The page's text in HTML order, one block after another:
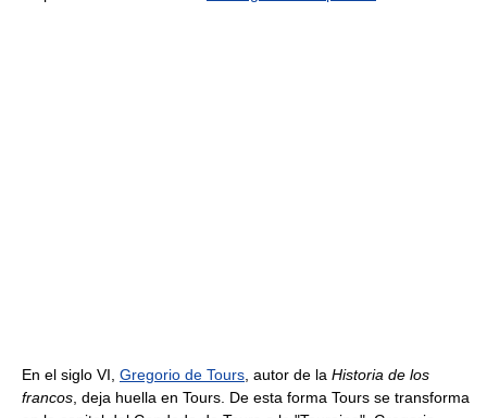
En el siglo VI, Gregorio de Tours , autor de la Historia de los
francos , deja huella en Tours. De esta forma Tours se transforma